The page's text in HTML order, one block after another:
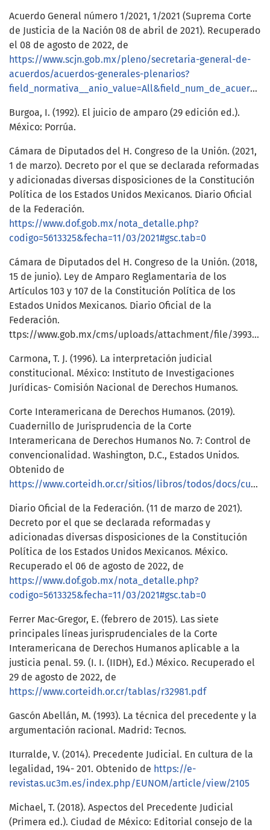
Acuerdo General número 1/2021, 1/2021 (Suprema Corte
de Justicia de la Nación 08 de abril de 2021). Recuperado
el 08 de agosto de 2022, de
https://www.scjn.gob.mx/pleno/secretaria-general-de-
acuerdos/acuerdos-generales-plenarios?
field_normativa__anio_value=All&field_num_de_acuerdo__value=&field_rubro_acuerdo_value=&field_clasificacion_formal_target_id=All&page=1#:~:text=ACUERDO%20GENERAL%20N
Burgoa, I. (1992). El juicio de amparo (29 edición ed.).
México: Porrúa.
Cámara de Diputados del H. Congreso de la Unión. (2021,
1 de marzo). Decreto por el que se declarada reformadas
y adicionadas diversas disposiciones de la Constitución
Política de los Estados Unidos Mexicanos. Diario Oficial
de la Federación.
https://www.dof.gob.mx/nota_detalle.php?
codigo=5613325&fecha=11/03/2021#gsc.tab=0
Cámara de Diputados del H. Congreso de la Unión. (2018,
15 de junio). Ley de Amparo Reglamentaria de los
Artículos 103 y 107 de la Constitución Política de los
Estados Unidos Mexicanos. Diario Oficial de la
Federación.
ttps://www.gob.mx/cms/uploads/attachment/file/399324/Ley_de_Amparo_Reglamentaria.pdf
Carmona, T. J. (1996). La interpretación judicial
constitucional. México: Instituto de Investigaciones
Jurídicas- Comisión Nacional de Derechos Humanos.
Corte Interamericana de Derechos Humanos. (2019).
Cuadernillo de Jurisprudencia de la Corte
Interamericana de Derechos Humanos No. 7: Control de
convencionalidad. Washington, D.C., Estados Unidos.
Obtenido de
https://www.corteidh.or.cr/sitios/libros/todos/docs/cuadernillo7.pdf
Diario Oficial de la Federación. (11 de marzo de 2021).
Decreto por el que se declarada reformadas y
adicionadas diversas disposiciones de la Constitución
Política de los Estados Unidos Mexicanos. México.
Recuperado el 06 de agosto de 2022, de
https://www.dof.gob.mx/nota_detalle.php?
codigo=5613325&fecha=11/03/2021#gsc.tab=0
Ferrer Mac-Gregor, E. (febrero de 2015). Las siete
principales líneas jurisprudenciales de la Corte
Interamericana de Derechos Humanos aplicable a la
justicia penal. 59. (I. I. (IIDH), Ed.) México. Recuperado el
29 de agosto de 2022, de
https://www.corteidh.or.cr/tablas/r32981.pdf
Gascón Abellán, M. (1993). La técnica del precedente y la
argumentación racional. Madrid: Tecnos.
Iturralde, V. (2014). Precedente Judicial. En cultura de la
legalidad, 194- 201. Obtenido de https://e-
revistas.uc3m.es/index.php/EUNOM/article/view/2105
Michael, T. (2018). Aspectos del Precedente Judicial
(Primera ed.). Ciudad de México: Editorial consejo de la